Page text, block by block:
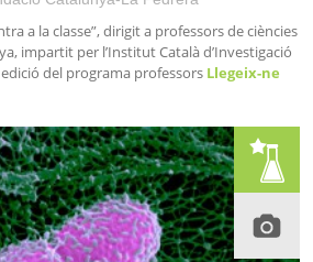
a la classe”, dirigit a professors de ciències
impartit per l’Institut Català d’Investigació
del programa professors Llegeix-ne